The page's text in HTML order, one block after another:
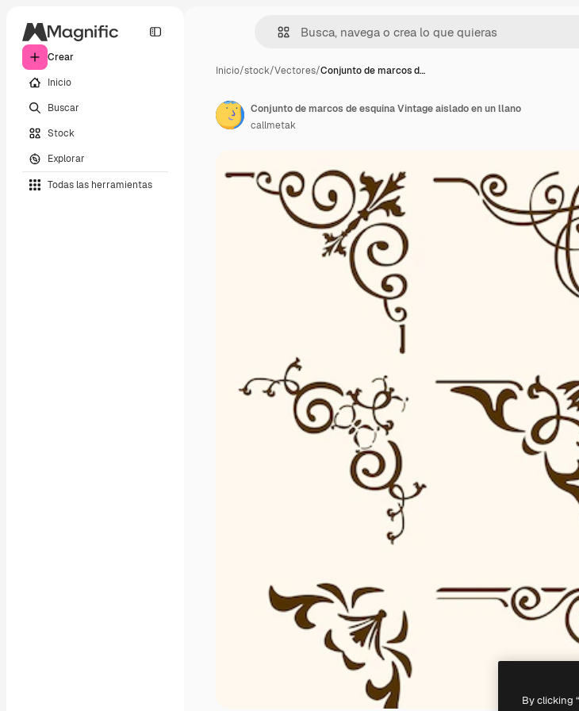
Crear
Inicio
Buscar
Stock
Explorar
Todas las herramientas
Inicio/stock/Vectores/Conjunto de marcos d…
Conjunto de marcos de esquina Vintage aislado en un llano
callmetak
By clicking